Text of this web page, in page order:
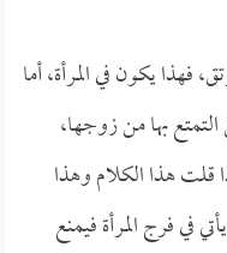
فهذا يكون في المرأة، أما
بها من زوجها،
قلت هذا الكلام وهذا
في فرج المرأة فيمنع